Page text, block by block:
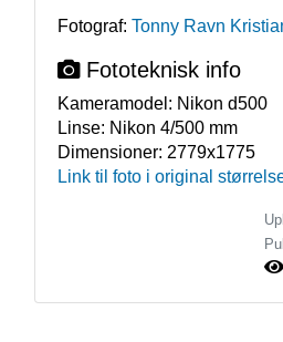
Fotograf: Tonny Ravn
Fototeknisk info
Kameramodel: Nikon d500
Linse: Nikon 4/500 mm
Dimensioner: 2779x1775
Link til foto i original